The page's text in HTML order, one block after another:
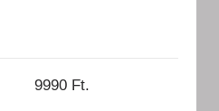
9990 Ft.